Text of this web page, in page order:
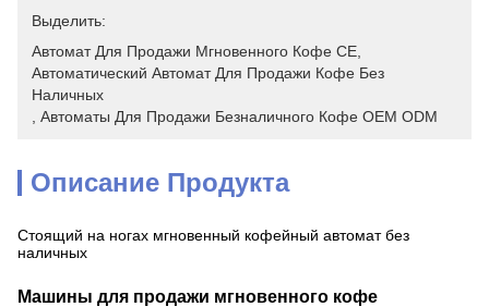
Выделить:
Автомат Для Продажи Мгновенного Кофе CE
Автоматический Автомат Для Продажи Кофе Без
Наличных
Автоматы Для Продажи Безналичного Кофе OEM ODM
Описание Продукта
Стоящий на ногах мгновенный кофейный автомат без
наличных
Машины для продажи мгновенного кофе